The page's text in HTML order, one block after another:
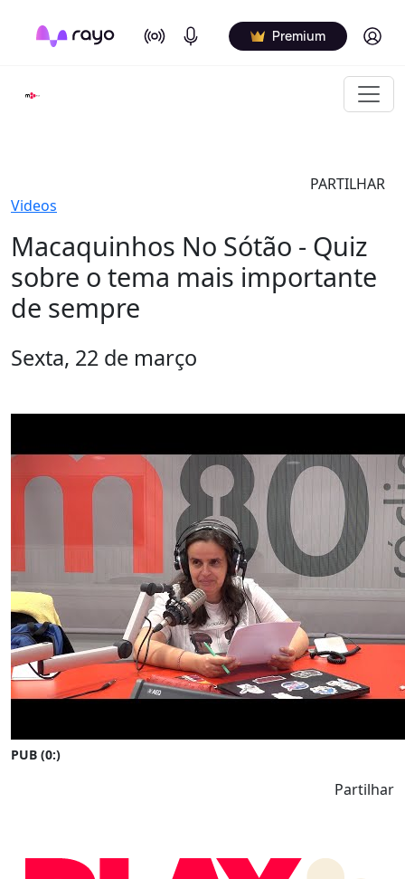
On Air Podcasts Premium Log in
PARTILHAR
Videos
Macaquinhos No Sótão - Quiz
sobre o tema mais importante
de sempre
Sexta, 22 de março
PUB (0:)
Partilhar